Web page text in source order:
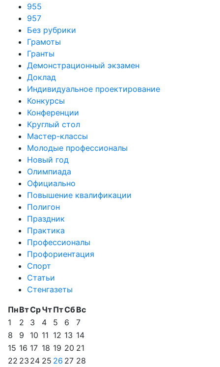
955
957
Без рубрики
Грамоты
Гранты
Демонстрационный экзамен
Доклад
Индивидуальное проектирование
Конкурсы
Конференции
Круглый стол
Мастер-классы
Молодые профессионалы
Новый год
Олимпиада
Официально
Повышение квалификации
Полигон
Праздник
Практика
Профессионалы
Профориентация
Спорт
Статьи
Стенгазеты
ПнВтСрЧтПтСбВс
1
2 3 4 5 6
7
8
9 10 11 12 13 14
15 16 17 18 19 20 21
22 23 24 25 26 27 28